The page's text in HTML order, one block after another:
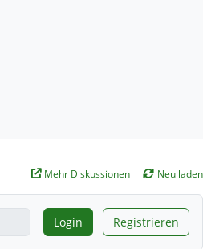
Mehr Diskussionen Neu laden
Login Registrieren